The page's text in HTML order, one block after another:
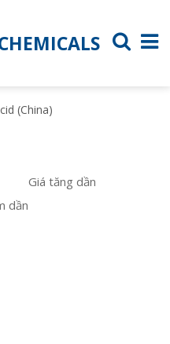
(China)
Giá tăng dần
dần